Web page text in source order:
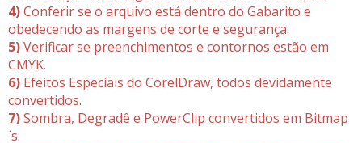
4)Conferir se o arquivo está dentro do Gabarito e
obedecendo as margens de corte e segurança.
5)Verificar se preenchimentos e contornos estão em
CMYK.
6) Efeitos Especiais do CorelDraw, todos devidamente
convertidos.
7)Sombra, Degradê e PowerClip convertidos em Bitmap
´s.